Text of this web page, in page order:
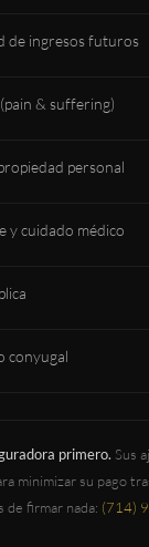
de ingresos futuros
& suffering)
personal
y cuidado médico
conyugal
primero. Sus
minimizar su pago
de firmar nada: (714)